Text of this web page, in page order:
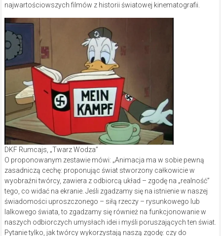
najwartościowszych filmów z historii światowej kinematografii.
DKF Rumcajs, „Twarz Wodza”
O proponowanym zestawie mówi: „Animacja ma w sobie pewną
zasadniczą cechę: proponując świat stworzony całkowicie w
wyobraźni twórcy, zawiera z odbiorcą układ – zgodę na „realność”
tego, co widać na ekranie. Jeśli zgadzamy się na istnienie w naszej
świadomości uproszczonego – siłą rzeczy – rysunkowego lub
lalkowego świata, to zgadzamy się również na funkcjonowanie w
naszych odbiorczych umysłach idei i myśli poruszających ten świat.
Pytanie tylko, jak twórcy wykorzystają naszą zgodę: czy do